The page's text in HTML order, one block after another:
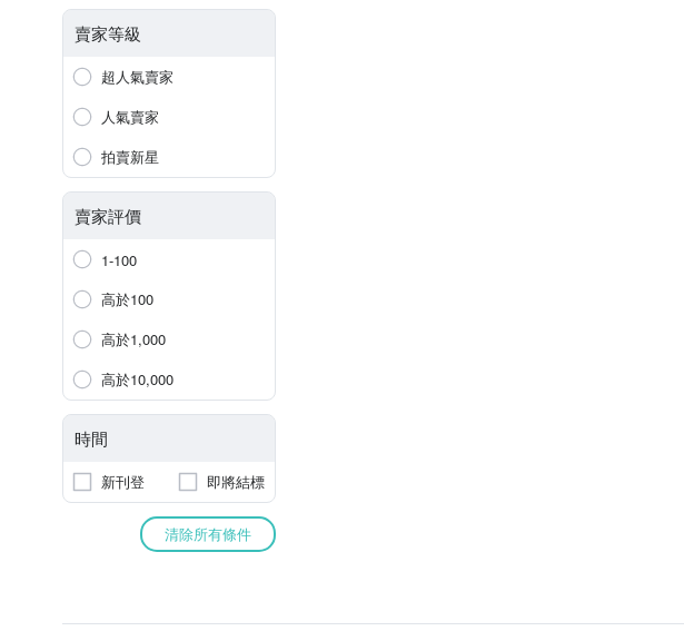
賣家等級
超人氣賣家
人氣賣家
拍賣新星
賣家評價
1-100
高於100
高於1,000
高於10,000
時間
新刊登 即將結標
清除所有條件